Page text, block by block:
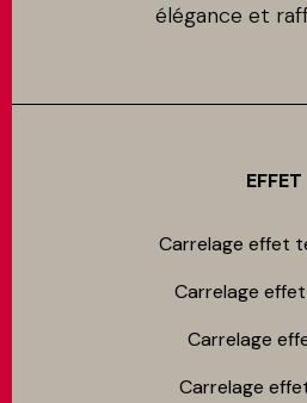
élégance et
EFFET
Carrelage effet
Carrelage
Carrelage
Carrelage